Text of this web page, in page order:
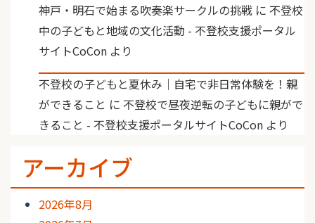
神戸・明石で始まる吹奏楽サークルの挑戦 に 不登校
中の子どもと地域の文化活動 - 不登校支援ポータル
サイトCoCon より
不登校の子どもと夏休み｜自宅で非日常体験を！親
ができること に 不登校で昼夜逆転の子どもに親がで
きること - 不登校支援ポータルサイトCoCon より
アーカイブ
2026年8月